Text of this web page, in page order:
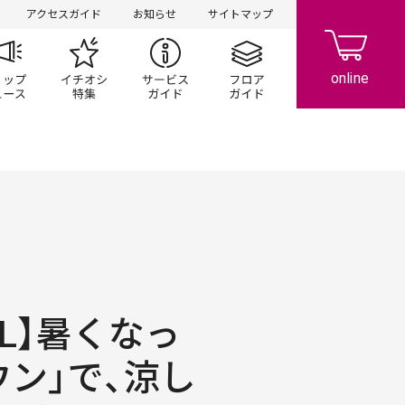
アクセスガイド お知らせ サイトマップ
ン一覧 ショップニュースイチオシ特集 サービスガイドフロアガイド
】暑くなっ
」で、涼し